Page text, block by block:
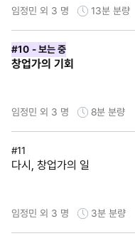
임정민 외 3 명 13분 분량
#10 - 보는 중
창업가의 기회
임정민 외 3 명 8분 분량
#11
다시, 창업가의 일
임정민 외 3 명 3분 분량